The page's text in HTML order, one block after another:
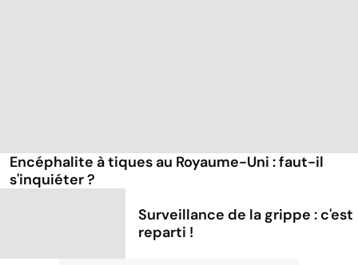
Encéphalite à tiques au Royaume-Uni : faut-il
s'inquiéter ?
Surveillance de la grippe : c'est
reparti !